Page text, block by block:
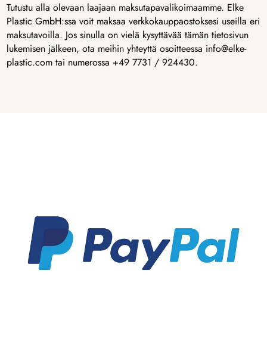
Tutustu alla olevaan laajaan maksutapavalikoimaamme. Elke
Plastic GmbH:ssa voit maksaa verkkokauppaostoksesi useilla eri
maksutavoilla. Jos sinulla on vielä kysyttävää tämän tietosivun
lukemisen jälkeen, ota meihin yhteyttä osoitteessa info@elke-
plastic.com tai numerossa +49 7731 / 924430.